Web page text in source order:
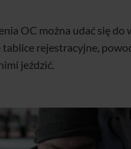
OC można udać się
rejestracyjne,
jeździć.